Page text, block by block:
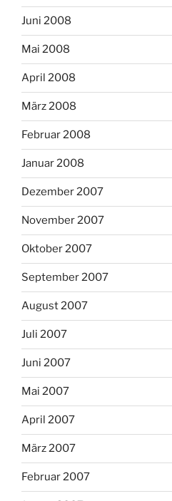
Juni 2008
Mai 2008
April 2008
März 2008
Februar 2008
Januar 2008
Dezember 2007
November 2007
Oktober 2007
September 2007
August 2007
Juli 2007
Juni 2007
Mai 2007
April 2007
März 2007
Februar 2007